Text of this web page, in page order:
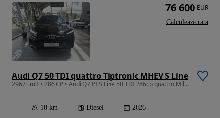
Audi Q7 50 TDI quattro Tiptronic MHEV S Line
2967 cm3 • 286 CP • Audi Q7 PI S Line 50 TDI 286cp quattro Mild Hybrid 2026
10 km Diesel 2026
76 600 EUR
Calculeaza rata